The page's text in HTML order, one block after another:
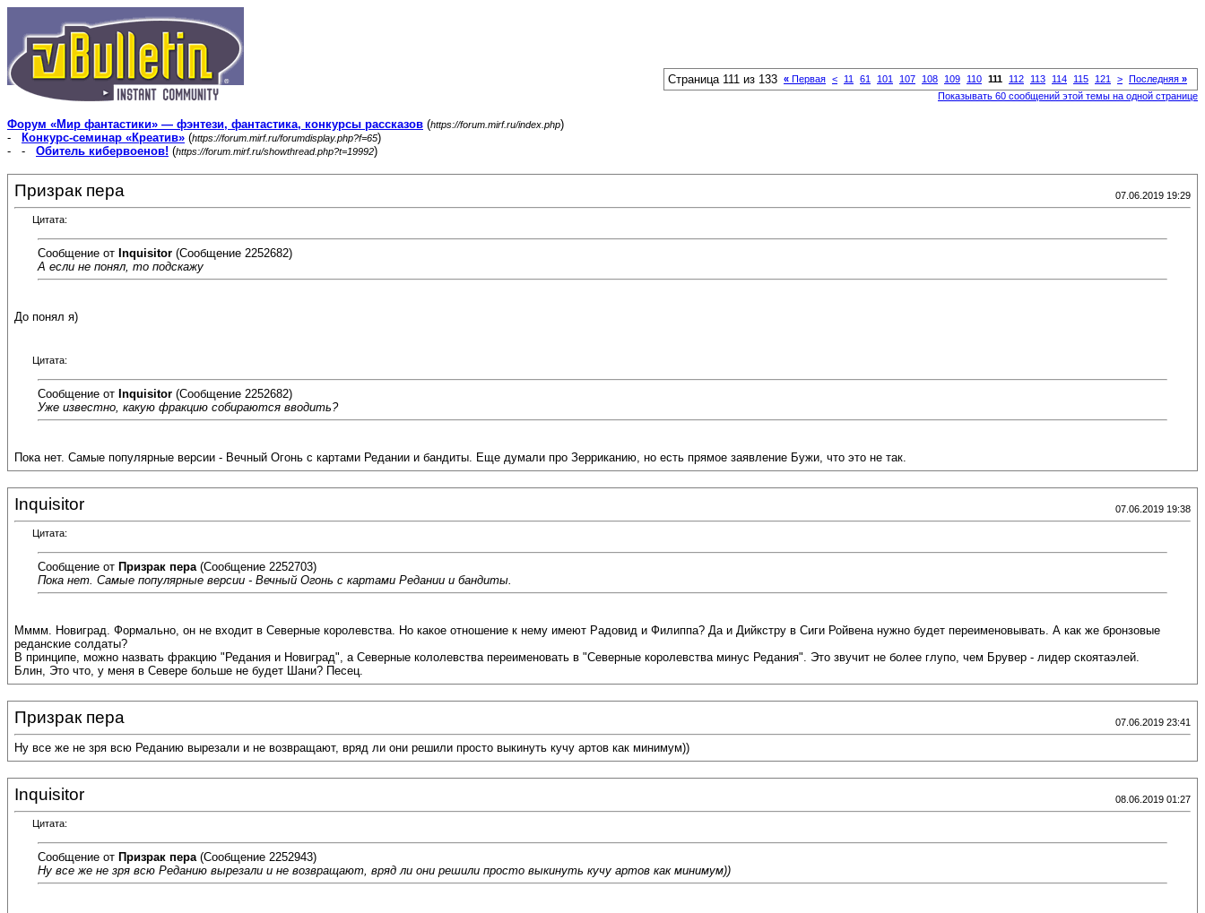
Страница 111 из 133 « Первая < 11 61 101 107 108 109 110 111 112 113 114 115 121 > Последняя »
Показывать 60 сообщений этой темы на одной странице
Форум «Мир фантастики» — фэнтези, фантастика, конкурсы рассказов (https://forum.mirf.ru/index.php)
-
Конкурс-семинар «Креатив» (https://forum.mirf.ru/forumdisplay.php?f=65)
- - Обитель кибервоенов! (https://forum.mirf.ru/showthread.php?t=19992)
Призрак пера 07.06.2019 19:29
Цитата:
Сообщение от Inquisitor (Сообщение 2252682)
А если не понял, то подскажу
До понял я)
Цитата:
Сообщение от Inquisitor (Сообщение 2252682)
Уже известно, какую фракцию собираются вводить?
Пока нет. Самые популярные версии - Вечный Огонь с картами Редании и бандиты. Еще думали про Зерриканию, но есть прямое заявление Бужи, что это не так.
Inquisitor 07.06.2019 19:38
Цитата:
Сообщение от Призрак пера (Сообщение 2252703)
Пока нет. Самые популярные версии - Вечный Огонь с картами Редании и бандиты.
Мммм. Новиград. Формально, он не входит в Северные королевства. Но какое отношение к нему имеют Радовид и Филиппа? Да и Дийкстру в Сиги Ройвена нужно будет переименовывать. А как же бронзовые
реданские солдаты?
В принципе, можно назвать фракцию "Редания и Новиград", а Северные кололевства переименовать в "Северные королевства минус Редания". Это звучит не более глупо, чем Брувер - лидер скоятаэлей.
Блин, Это что, у меня в Севере больше не будет Шани? Песец.
Призрак пера 07.06.2019 23:41
Ну все же не зря всю Реданию вырезали и не возвращают, вряд ли они решили просто выкинуть кучу артов как минимум))
Inquisitor 08.06.2019 01:27
Цитата:
Сообщение от Призрак пера (Сообщение 2252943)
Ну все же не зря всю Реданию вырезали и не возвращают, вряд ли они решили просто выкинуть кучу артов как минимум))